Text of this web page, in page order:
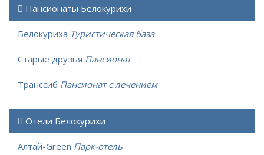
Пансионаты Белокурихи
Белокуриха Туристическая база
Старые друзья Пансионат
Транссиб Пансионат с лечением
Отели Белокурихи
Алтай-Green Парк-отель